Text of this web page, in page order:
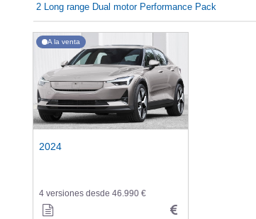
2 Long range Dual motor Performance Pack
A la venta
2024
4 versiones desde 46.990 €